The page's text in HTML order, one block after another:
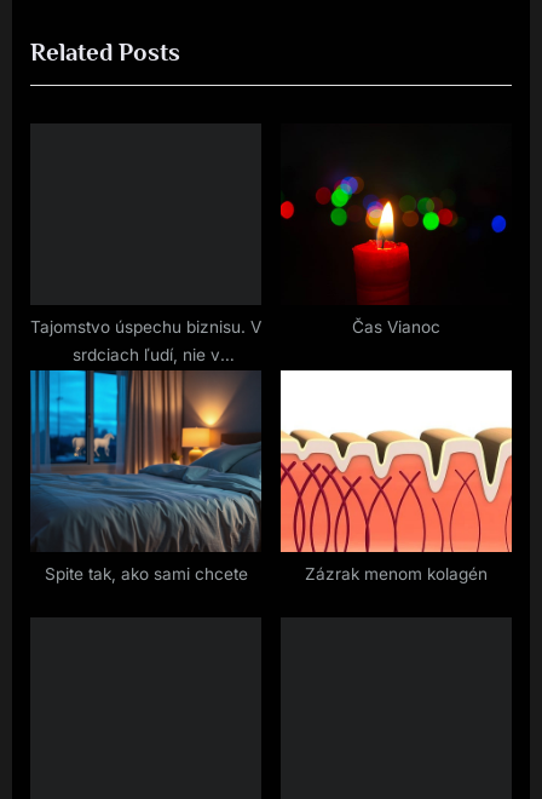
i
o
u
:
t
P
o
Related Posts
Tajomstvo úspechu biznisu. V
srdciach ľudí, nie v
algoritmoch
Čas Vianoc
Spite tak, ako sami chcete Zázrak menom kolagén